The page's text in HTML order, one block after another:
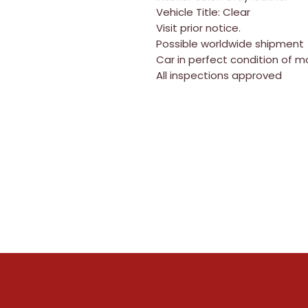
Vehicle Title: Clear
Visit prior notice.
Possible worldwide shipment
Car in perfect condition of
All inspections approved